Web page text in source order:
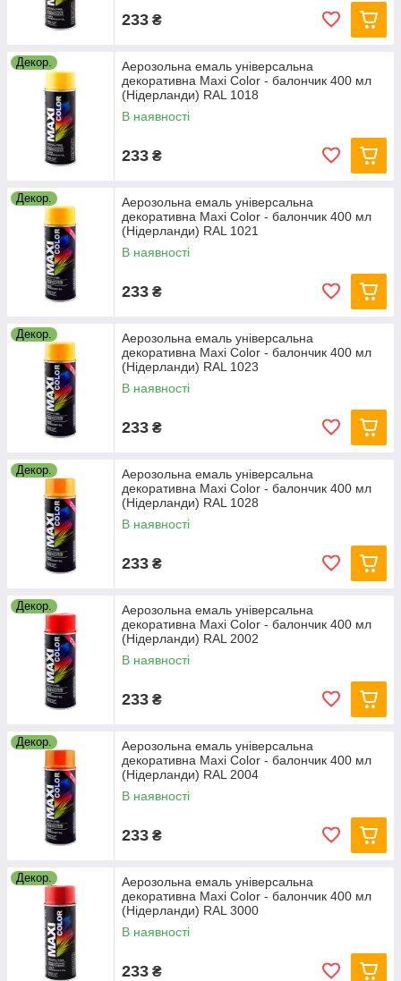
233 ₴
Декор.
Аерозольна емаль універсальна
декоративна Maxi Color - балончик 400 мл
(Нідерланди) RAL 1018
В наявності
233 ₴
Декор.
Аерозольна емаль універсальна
декоративна Maxi Color - балончик 400 мл
(Нідерланди) RAL 1021
В наявності
233 ₴
Декор.
Аерозольна емаль універсальна
декоративна Maxi Color - балончик 400 мл
(Нідерланди) RAL 1023
В наявності
233 ₴
Декор.
Аерозольна емаль універсальна
декоративна Maxi Color - балончик 400 мл
(Нідерланди) RAL 1028
В наявності
233 ₴
Декор.
Аерозольна емаль універсальна
декоративна Maxi Color - балончик 400 мл
(Нідерланди) RAL 2002
В наявності
233 ₴
Декор.
Аерозольна емаль універсальна
декоративна Maxi Color - балончик 400 мл
(Нідерланди) RAL 2004
В наявності
233 ₴
Декор.
Аерозольна емаль універсальна
декоративна Maxi Color - балончик 400 мл
(Нідерланди) RAL 3000
В наявності
233 ₴